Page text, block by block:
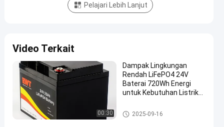
12,8V
100
sampai
200ah
untuk
Garasi
Pelajari Lebih Lanjut
Video Terkait
00:30
Dampak Lingkungan
Rendah LiFePO4 24V
Baterai 720Wh Energi
untuk Kebutuhan Listrik
Baterai Lithium Iron Phosphat
e 24V
2025-09-16